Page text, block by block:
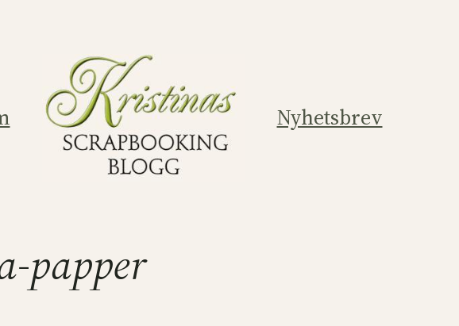
Nyhetsbrev
papper